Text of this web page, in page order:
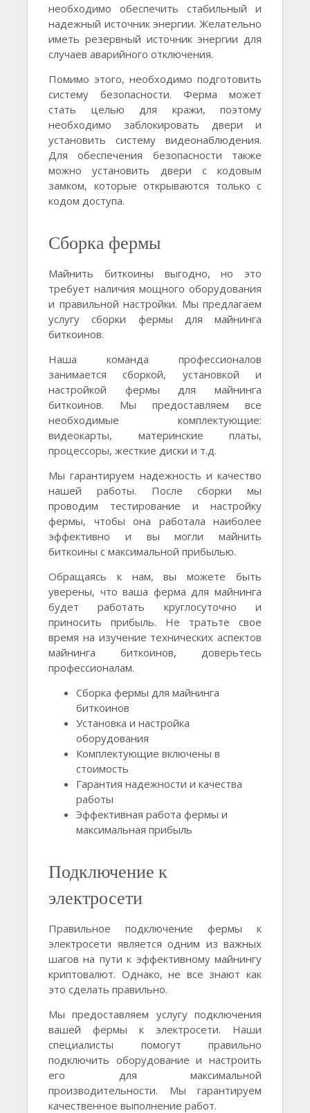
необходимо обеспечить стабильный и
надежный источник энергии. Желательно
иметь резервный источник энергии для
случаев аварийного отключения.
Помимо этого, необходимо подготовить
систему безопасности. Ферма может
стать целью для кражи, поэтому
необходимо заблокировать двери и
установить систему видеонаблюдения.
Для обеспечения безопасности также
можно установить двери с кодовым
замком, которые открываются только с
кодом доступа.
Сборка фермы
Майнить биткоины выгодно, но это
требует наличия мощного оборудования
и правильной настройки. Мы предлагаем
услугу сборки фермы для майнинга
биткоинов.
Наша команда профессионалов
занимается сборкой, установкой и
настройкой фермы для майнинга
биткоинов. Мы предоставляем все
необходимые комплектующие:
видеокарты, материнские платы,
процессоры, жесткие диски и т.д.
Мы гарантируем надежность и качество
нашей работы. После сборки мы
проводим тестирование и настройку
фермы, чтобы она работала наиболее
эффективно и вы могли майнить
биткоины с максимальной прибылью.
Обращаясь к нам, вы можете быть
уверены, что ваша ферма для майнинга
будет работать круглосуточно и
приносить прибыль. Не тратьте свое
время на изучение технических аспектов
майнинга биткоинов, доверьтесь
профессионалам.
Сборка фермы для майнинга
биткоинов
Установка и настройка
оборудования
Комплектующие включены в
стоимость
Гарантия надежности и качества
работы
Эффективная работа фермы и
максимальная прибыль
Подключение к
электросети
Правильное подключение фермы к
электросети является одним из важных
шагов на пути к эффективному майнингу
криптовалют. Однако, не все знают как
это сделать правильно.
Мы предоставляем услугу подключения
вашей фермы к электросети. Наши
специалисты помогут правильно
подключить оборудование и настроить
его для максимальной
производительности. Мы гарантируем
качественное выполнение работ.